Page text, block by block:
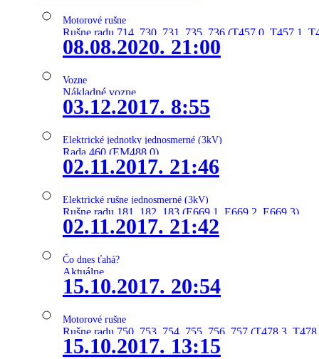
Motorové rušne
Rušne radu 714, 730, 731, 735, 736 (T457.0, T457.1,
08.08.2020. 21:00
Vozne
Nákladné vozne
03.12.2017. 8:55
Elektrické jednotky jednosmerné (3kV)
Rada 460 (EM488.0)
02.11.2017. 21:46
Elektrické rušne jednosmerné (3kV)
Rušne radu 181, 182, 183 (E669.1, E669.2, E669.3)
02.11.2017. 21:42
Čo dnes ťahá?
Aktuálne
15.10.2017. 20:54
Motorové rušne
Rušne radu 750, 753, 754, 755, 756, 757 (T478.3,
15.10.2017. 13:15